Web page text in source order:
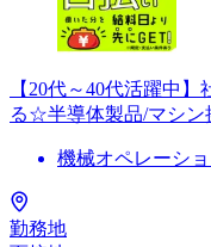
【20代～40代活躍中
る☆半導体製品/マシン
機械オペレーシ
勤務地